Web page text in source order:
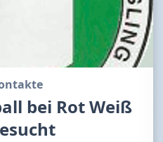
bei Rot Weiß